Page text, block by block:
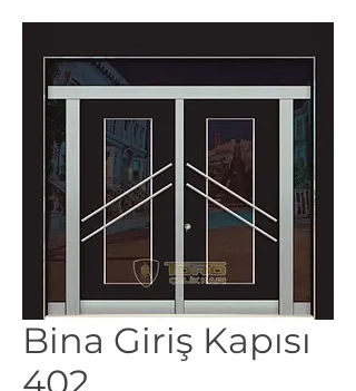
Bina Giriş Kapısı